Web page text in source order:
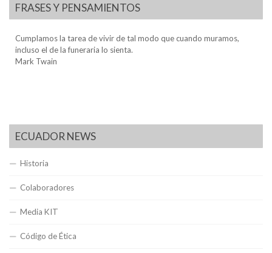
FRASES Y PENSAMIENTOS
Cumplamos la tarea de vivir de tal modo que cuando muramos,
incluso el de la funeraria lo sienta.
Mark Twain
ECUADOR NEWS
Historia
Colaboradores
Media KIT
Código de Ética